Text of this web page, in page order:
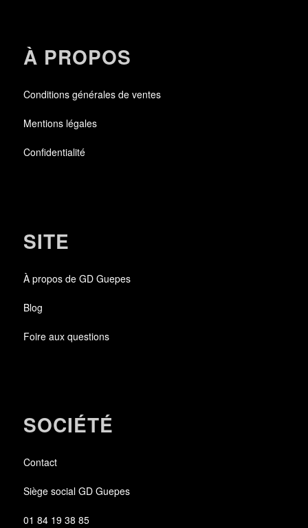
À PROPOS
Conditions générales de ventes
Mentions légales
Confidentialité
SITE
À propos de GD Guepes
Blog
Foire aux questions
SOCIÉTÉ
Contact
Siège social GD Guepes
01 84 19 38 85